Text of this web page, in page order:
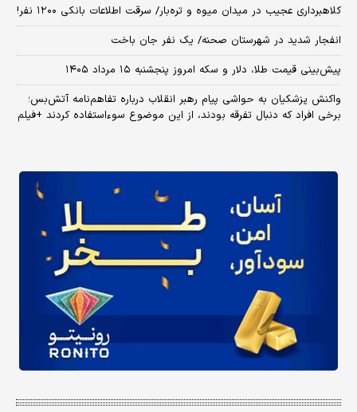
کلاهبرداری عجیب در میدان میوه و تره‌بار/ سرقت اطلاعات بانکی ۱۲۰۰ نفر!
انفجار شدید در شهرستان صحنه/ یک نفر جان باخت
پیش‌بینی قیمت طلا، دلار و سکه امروز پنجشنبه ۱۵ مرداد ۱۴۰۵
واکنش پزشکیان به حواشی پیام رهبر انقلاب درباره تفاهم‌نامه آتش‌بس؛
برخی افراد که دنبال تفرقه بودند، از این موضوع سوءاستفاده کردند +فیلم